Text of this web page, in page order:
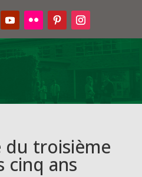
du troisième
cinq ans